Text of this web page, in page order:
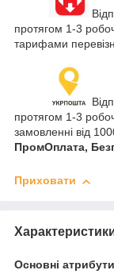
протягом 1-3
тарифами
протягом 1-3
замовленні від
ПромОплата,
Приховати
Основні атрибути